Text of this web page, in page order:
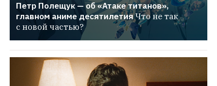
Петр Полещук — об «Атаке титанов»,
главном аниме десятилетияЧто не так
с новой частью?